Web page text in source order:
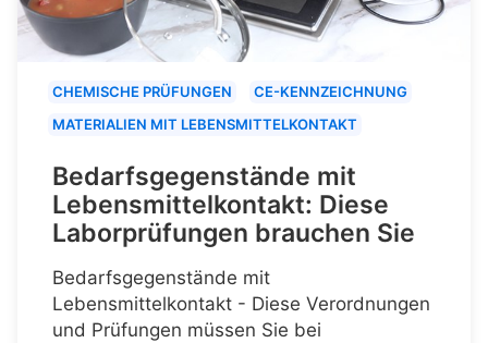
CHEMISCHE PRÜFUNGEN
CE-KENNZEICHNUNG
MATERIALIEN MIT LEBENSMITTELKONTAKT
Bedarfsgegenstände mit
Lebensmittelkontakt: Diese
Laborprüfungen brauchen Sie
Bedarfsgegenstände mit
Lebensmittelkontakt - Diese Verordnungen
und Prüfungen müssen Sie bei